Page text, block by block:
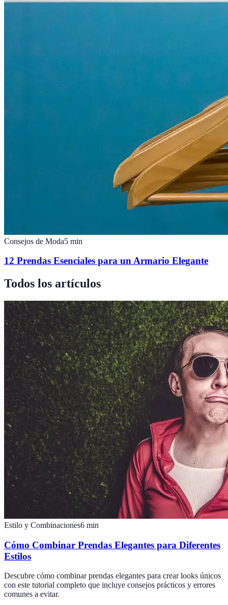
Consejos de Moda5 min
12 Prendas Esenciales para un Armario Elegante
Todos los artículos
Estilo y Combinaciones6 min
Cómo Combinar Prendas Elegantes para Diferentes
Estilos
Descubre cómo combinar prendas elegantes para crear looks únicos
con este tutorial completo que incluye consejos prácticos y errores
comunes a evitar.